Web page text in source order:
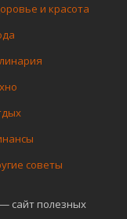
сайт полезных
и красота
советы